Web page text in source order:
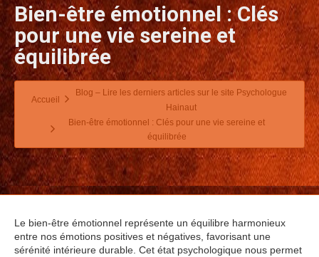
Bien-être émotionnel : Clés
pour une vie sereine et
équilibrée
Accueil
Blog – Lire les derniers articles sur le site Psychologue
Hainaut
Bien-être émotionnel : Clés pour une vie sereine et
équilibrée
Le bien-être émotionnel représente un équilibre harmonieux
entre nos émotions positives et négatives, favorisant une
sérénité intérieure durable. Cet état psychologique nous permet